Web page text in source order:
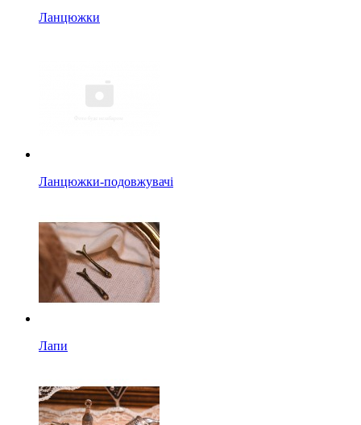
Ланцюжки
Ланцюжки-подовжувачі
Лапи